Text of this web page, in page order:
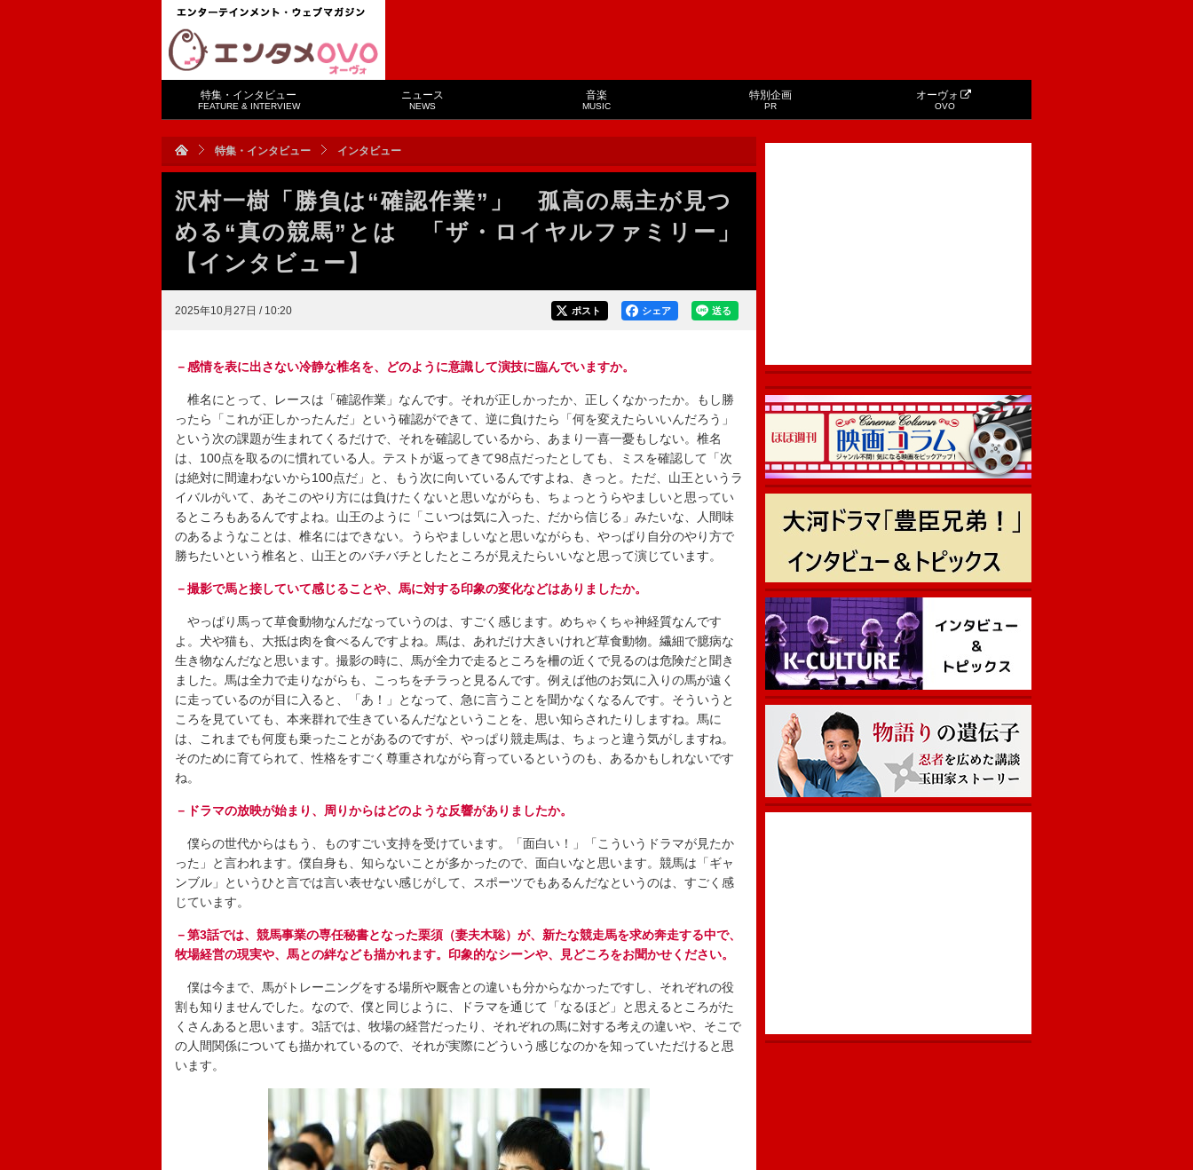
特集・インタビュー
FEATURE & INTERVIEW
ニュース
NEWS
音楽
MUSIC
特別企画
PR
オーヴォ
OVO
特集・インタビュー インタビュー
沢村一樹「勝負は“確認作業”」 孤高の馬主が見つ
める“真の競馬”とは 「ザ・ロイヤルファミリー」
【インタビュー】
2025年10月27日 / 10:20 送る
シェア
ポスト
－感情を表に出さない冷静な椎名を、どのように意識して演技に臨んでいますか。
椎名にとって、レースは「確認作業」なんです。それが正しかったか、正しくなかったか。もし勝
ったら「これが正しかったんだ」という確認ができて、逆に負けたら「何を変えたらいいんだろう」
という次の課題が生まれてくるだけで、それを確認しているから、あまり一喜一憂もしない。椎名
は、100点を取るのに慣れている人。テストが返ってきて98点だったとしても、ミスを確認して「次
は絶対に間違わないから100点だ」と、もう次に向いているんですよね、きっと。ただ、山王というラ
イバルがいて、あそこのやり方には負けたくないと思いながらも、ちょっとうらやましいと思ってい
るところもあるんですよね。山王のように「こいつは気に入った、だから信じる」みたいな、人間味
のあるようなことは、椎名にはできない。うらやましいなと思いながらも、やっぱり自分のやり方で
勝ちたいという椎名と、山王とのバチバチとしたところが見えたらいいなと思って演じています。
－撮影で馬と接していて感じることや、馬に対する印象の変化などはありましたか。
やっぱり馬って草食動物なんだなっていうのは、すごく感じます。めちゃくちゃ神経質なんです
よ。犬や猫も、大抵は肉を食べるんですよね。馬は、あれだけ大きいけれど草食動物。繊細で臆病な
生き物なんだなと思います。撮影の時に、馬が全力で走るところを柵の近くで見るのは危険だと聞き
ました。馬は全力で走りながらも、こっちをチラっと見るんです。例えば他のお気に入りの馬が遠く
に走っているのが目に入ると、「あ！」となって、急に言うことを聞かなくなるんです。そういうと
ころを見ていても、本来群れで生きているんだなということを、思い知らされたりしますね。馬に
は、これまでも何度も乗ったことがあるのですが、やっぱり競走馬は、ちょっと違う気がしますね。
そのために育てられて、性格をすごく尊重されながら育っているというのも、あるかもしれないです
ね。
－ドラマの放映が始まり、周りからはどのような反響がありましたか。
僕らの世代からはもう、ものすごい支持を受けています。「面白い！」「こういうドラマが見たか
った」と言われます。僕自身も、知らないことが多かったので、面白いなと思います。競馬は「ギャ
ンブル」というひと言では言い表せない感じがして、スポーツでもあるんだなというのは、すごく感
じています。
－第3話では、競馬事業の専任秘書となった栗須（妻夫木聡）が、新たな競走馬を求め奔走する中で、
牧場経営の現実や、馬との絆なども描かれます。印象的なシーンや、見どころをお聞かせください。
僕は今まで、馬がトレーニングをする場所や厩舎との違いも分からなかったですし、それぞれの役
割も知りませんでした。なので、僕と同じように、ドラマを通じて「なるほど」と思えるところがた
くさんあると思います。3話では、牧場の経営だったり、それぞれの馬に対する考えの違いや、そこで
の人間関係についても描かれているので、それが実際にどういう感じなのかを知っていただけると思
います。